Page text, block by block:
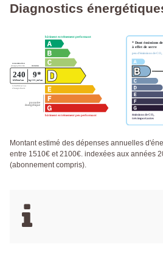
Diagnostics
Montant estimé des dépenses annuelles
entre 1510€ et 2100€. indexées aux années
(abonnement compris).